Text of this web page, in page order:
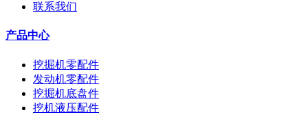
联系我们
产品中心
挖掘机零配件
发动机零配件
挖掘机底盘件
挖机液压配件